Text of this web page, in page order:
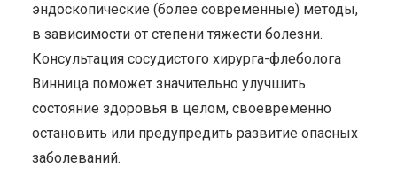
эндоскопические (более современные) методы,
в зависимости от степени тяжести болезни.
Консультация сосудистого хирурга-флеболога
Винница поможет значительно улучшить
состояние здоровья в целом, своевременно
остановить или предупредить развитие опасных
заболеваний.